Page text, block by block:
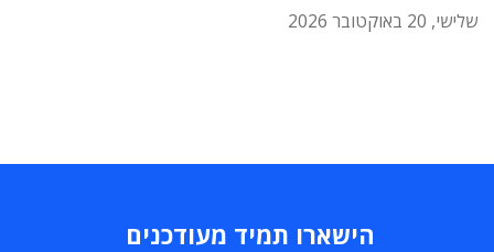
שלישי, 20 באוקטובר 2026
הישארו תמיד מעודכנים